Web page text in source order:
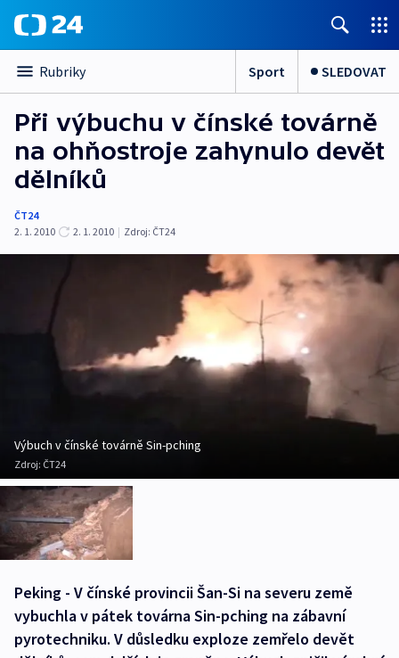
Rubriky Sport SLEDOVAT
Při výbuchu v čínské továrně
na ohňostroje zahynulo devět
dělníků
ČT24
2. 1. 2010
2. 1. 2010 | Zdroj: ČT24
Výbuch v čínské továrně Sin-pching
Zdroj: ČT24
Peking - V čínské provincii Šan-Si na severu země
vybuchla v pátek továrna Sin-pching na zábavní
pyrotechniku. V důsledku exploze zemřelo devět